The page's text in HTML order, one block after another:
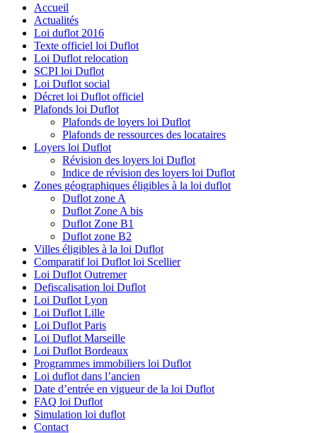
Accueil
Actualités
Loi duflot 2016
Texte officiel loi Duflot
Loi Duflot relocation
SCPI loi Duflot
Loi Duflot social
Décret loi Duflot officiel
Plafonds loi Duflot
Plafonds de loyers loi Duflot
Plafonds de ressources des locataires
Loyers loi Duflot
Révision des loyers loi Duflot
Indice de révision des loyers loi Duflot
Zones géographiques éligibles à la loi duflot
Duflot zone A
Duflot Zone A bis
Duflot Zone B1
Duflot zone B2
Villes éligibles à la loi Duflot
Comparatif loi Duflot loi Scellier
Loi Duflot Outremer
Defiscalisation loi Duflot
Loi Duflot Lyon
Loi Duflot Lille
Loi Duflot Paris
Loi Duflot Marseille
Loi Duflot Bordeaux
Programmes immobiliers loi Duflot
Loi duflot dans l’ancien
Date d’entrée en vigueur de la loi Duflot
FAQ loi Duflot
Simulation loi duflot
Contact